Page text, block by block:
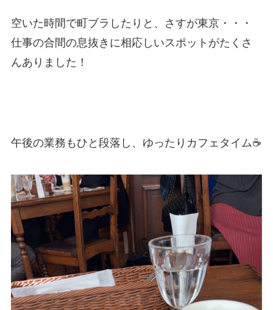
空いた時間で町ブラしたりと、さすが東京・・・
仕事の合間の息抜きに相応しいスポットがたくさ
んありました！
午後の業務もひと段落し、ゆったりカフェタイム☕